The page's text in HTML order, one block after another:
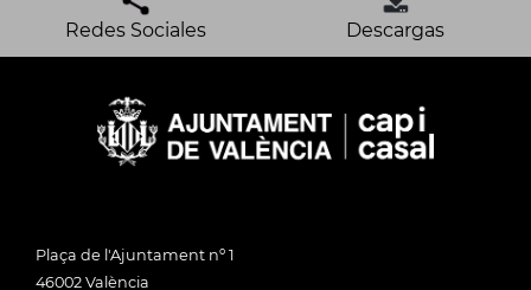
Redes Sociales Descargas
Plaça de l'Ajuntament nº 1
46002 València